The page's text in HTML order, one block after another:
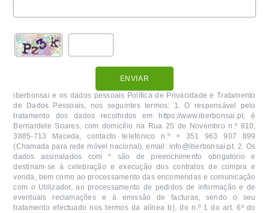
ENVIAR
iberbonsai e os dados pessoais Política de Privacidade e Tratamento
de Dados Pessoais, nos seguintes termos: 1. O responsável pelo
tratamento dos dados recolhidos em https://www.iberbonsai.pt, é
Bernardete Soares, com domicílio na Rua 25 de Novembro n.º 810,
3885-713 Maceda, contacto telefónico n.º + 351 963 907 899
(Chamada para rede móvel nacional), email: info@iberbonsai.pt. 2. Os
dados assinalados com * são de preenchimento obrigatório e
destinam-se à celebração e execução dos contratos de compra e
venda, bem como ao processamento das encomendas e comunicação
com o Utilizador, ao processamento de pedidos de informação e de
eventuais reclamações e à emissão de facturas, sendo o seu
tratamento efectuado nos termos da alínea b), do n.º 1 do art. 6º do